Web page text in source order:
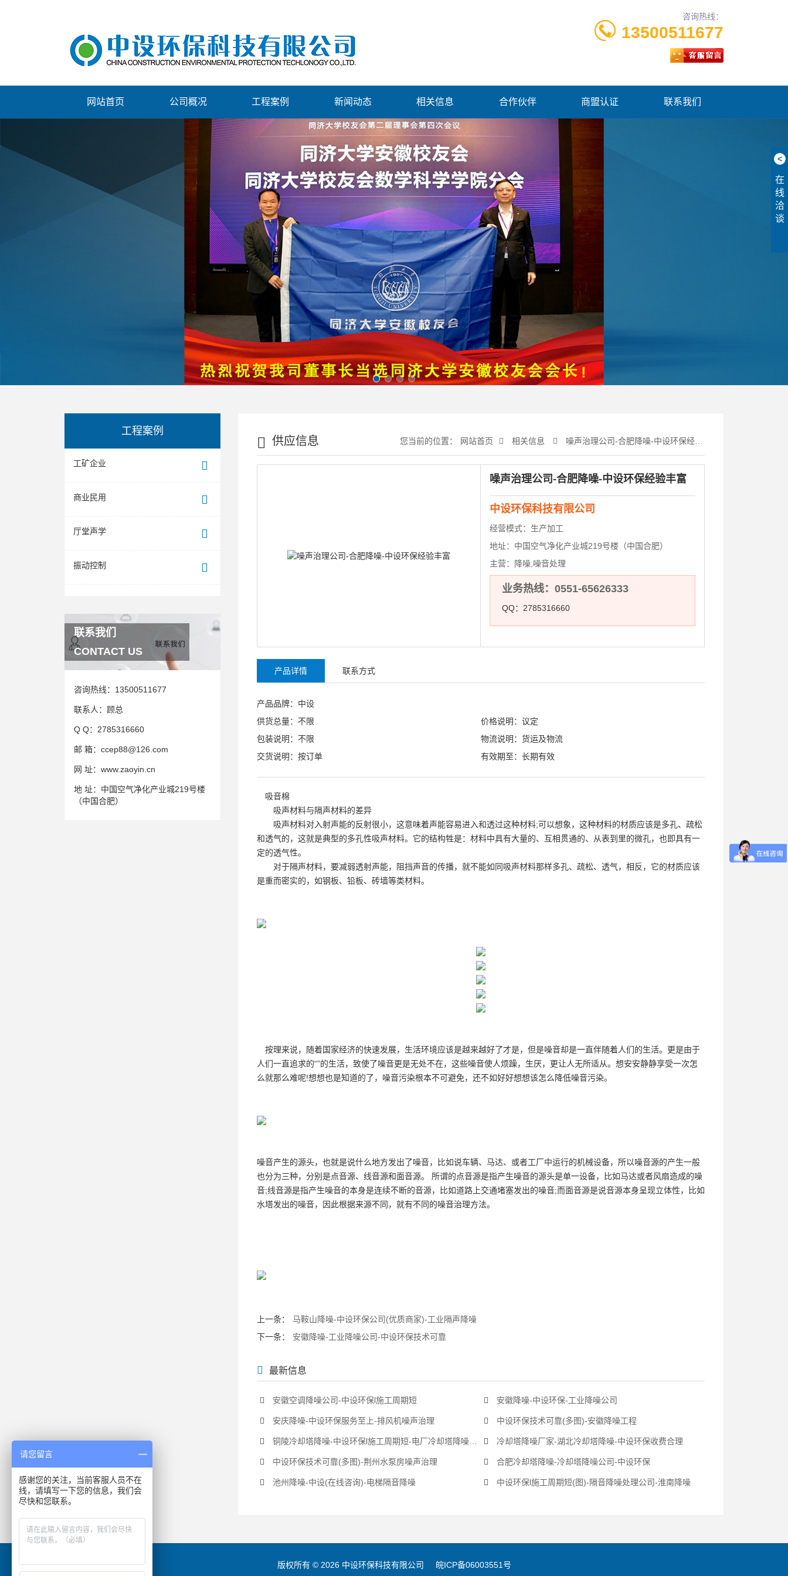
咨询热线：
13500511677
网站首页 公司概况 工程案例 新闻动态 相关信息 合作伙伴 商盟认证 联系我们
工程案例
工矿企业
商业民用
厅堂声学
振动控制
联系我们
CONTACT US
咨询热线： 13500511677
联系人： 顾总
Q Q： 2785316660
邮 箱： ccep88@126.com
网 址： www.zaoyin.cn
地 址： 中国空气净化产业城219号楼
（中国合肥）
供应信息 您当前的位置： 网站首页 相关信息 噪声治理公司-合肥降噪-中设环保经验丰富
噪声治理公司-合肥降噪-中设环保经验丰富
中设环保科技有限公司
经营模式： 生产加工
地址： 中国空气净化产业城219号楼（中国合肥）
主营：
降噪,噪音处理
业务热线：0551-65626333
QQ：2785316660
产品详情 联系方式
产品品牌：中设
供货总量：不限
价格说明：议定
包装说明：不限
物流说明：货运及物流
交货说明：按订单
有效期至：长期有效
吸音棉
吸声材料与隔声材料的差异
吸声材料对入射声能的反射很小，这意味着声能容易进入和透过这种材料;可以想象，这种材料的材质应该是多孔、疏松
和透气的，这就是典型的多孔性吸声材料。它的结构牲是：材料中具有大量的、互相贯通的、从表到里的微孔，也即具有一
定的透气性。
对于隔声材料，要减弱透射声能，阻挡声音的传播，就不能如同吸声材料那样多孔、疏松、透气，相反，它的材质应该
是重而密实的，如钢板、铅板、砖墙等类材料。
按理来说，随着国家经济的快速发展，生活环境应该是越来越好了才是，但是噪音却是一直伴随着人们的生活。更是由于
人们一直追求的“”的生活，致使了噪音更是无处不在，这些噪音使人烦躁，生厌，更让人无所适从。想安安静静享受一次怎
么就那么难呢!想想也是知道的了，噪音污染根本不可避免，还不如好好想想该怎么降低噪音污染。
噪音产生的源头，也就是说什么地方发出了噪音，比如说车辆、马达、或者工厂中运行的机械设备，所以噪音源的产生一般
也分为三种，分别是点音源、线音源和面音源。 所谓的点音源是指产生噪音的源头是单一设备，比如马达或者风扇造成的噪
音;线音源是指产生噪音的本身是连续不断的音源，比如道路上交通堵塞发出的噪音;而面音源是说音源本身呈现立体性，比如
水塔发出的噪音，因此根据来源不同，就有不同的噪音治理方法。
上一条：
马鞍山降噪-中设环保公司(优质商家)-工业隔声降噪
下一条：
安徽降噪-工业降噪公司-中设环保技术可靠
最新信息
安徽空调降噪公司-中设环保l施工周期短 安徽降噪-中设环保-工业降噪公司
安庆降噪-中设环保服务至上-排风机噪声治理 中设环保技术可靠(多图)-安徽降噪工程
铜陵冷却塔降噪-中设环保l施工周期短-电厂冷却塔降噪公司 冷却塔降噪厂家-湖北冷却塔降噪-中设环保收费合理
中设环保技术可靠(多图)-荆州水泵房噪声治理 合肥冷却塔降噪-冷却塔降噪公司-中设环保
池州降噪-中设(在线咨询)-电梯隔音降噪 中设环保l施工周期短(图)-隔音降噪处理公司-淮南降噪
版权所有 © 2026 中设环保科技有限公司 皖ICP备06003551号
<
在
线
洽
谈
请您留言
感谢您的关注，当前客服人员不在
线，请填写一下您的信息，我们会
尽快和您联系。